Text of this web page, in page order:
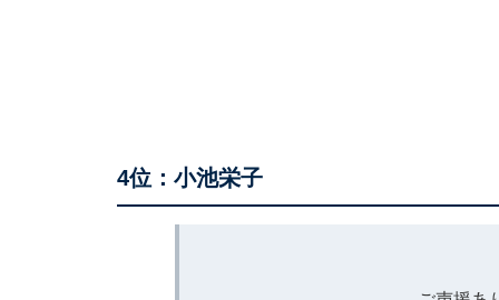
4位：小池栄子